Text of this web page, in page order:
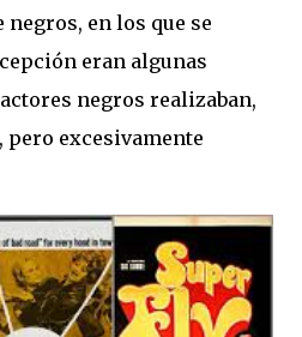
en los que se
eran algunas
negros realizaban,
pero excesivamente